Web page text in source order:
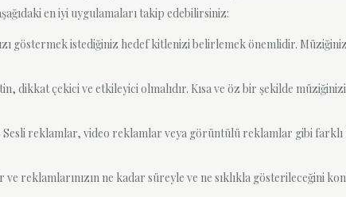
en iyi uygulamaları takip edebilirsiniz:
göstermek istediğiniz hedef kitlenizi belirlemek önemlidir.
dikkat çekici ve etkileyici olmalıdır. Kısa ve öz bir şekilde
reklamlar, video reklamlar veya görüntülü reklamlar gibi farklı
reklamlarınızın ne kadar süreyle ve ne sıklıkla gösterileceğini